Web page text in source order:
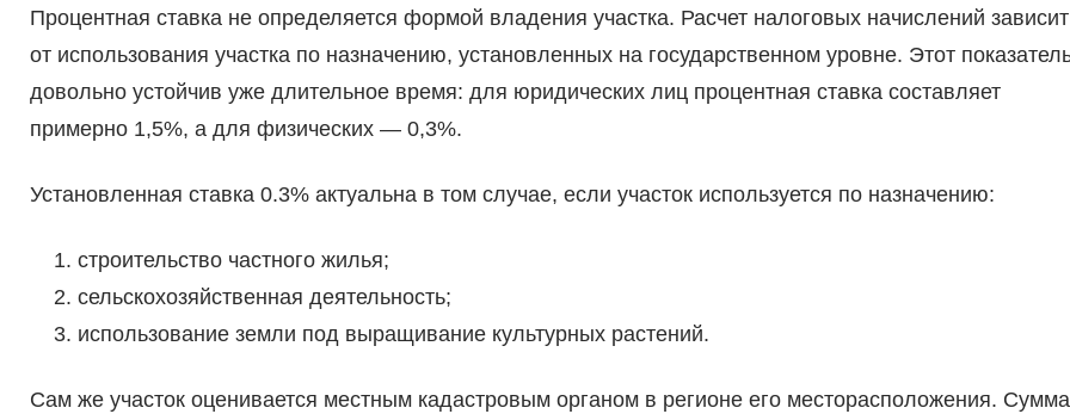
Процентная ставка не определяется формой владения участка. Расчет налоговых начислений зависит
от использования участка по назначению, установленных на государственном уровне. Этот
довольно устойчив уже длительное время: для юридических лиц процентная ставка составляет
примерно 1,5%, а для физических — 0,3%.
Установленная ставка 0.3% актуальна в том случае, если участок используется по назначению:
строительство частного жилья;
сельскохозяйственная деятельность;
использование земли под выращивание культурных растений.
Сам же участок оценивается местным кадастровым органом в регионе его месторасположения. Сумма